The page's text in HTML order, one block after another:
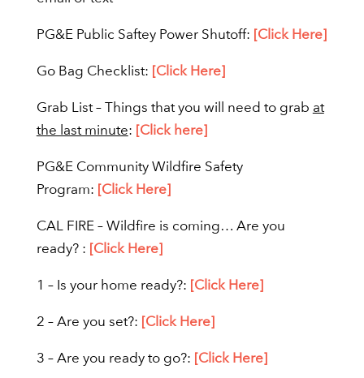
PG&E Public Saftey Power Shutoff: [Click Here]
Go Bag Checklist: [Click Here]
Grab List – Things that you will need to grab at
the last minute: [Click here]
PG&E Community Wildfire Safety
Program: [Click Here]
CAL FIRE – Wildfire is coming… Are you
ready? : [Click Here]
1 – Is your home ready?: [Click Here]
2 – Are you set?: [Click Here]
3 – Are you ready to go?: [Click Here]